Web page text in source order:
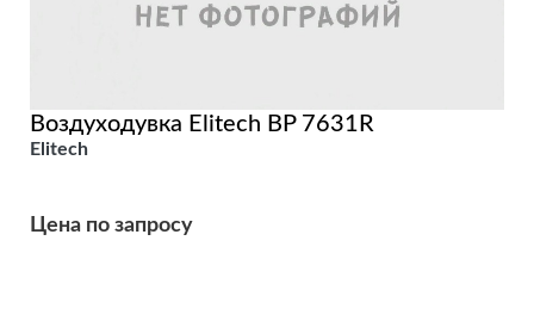
Воздуходувка Elitech BP 7631R
Elitech
Цена по запросу